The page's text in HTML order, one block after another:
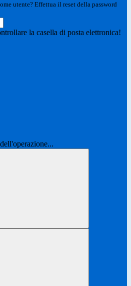
utente? Effettua il reset della password
la casella di posta elettronica!